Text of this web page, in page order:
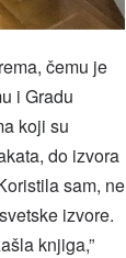
čemu je
i Gradu
koji su
do izvora
sam, ne
izvore.
knjiga,”